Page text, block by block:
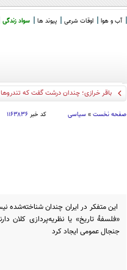
آب و هوا اوقات شرعی پیوند ها سواد زندگی
بازی مرگبار _
صفحه نخست » سیاسی کد خبر ۱۱۶۳۸۳۶
این متفکر در ایران چندان شناخته‌شده
«فلسفۀ تاریخ» یا نظریه‌پردازی کلان
جنجال عمومی ایجاد کرد